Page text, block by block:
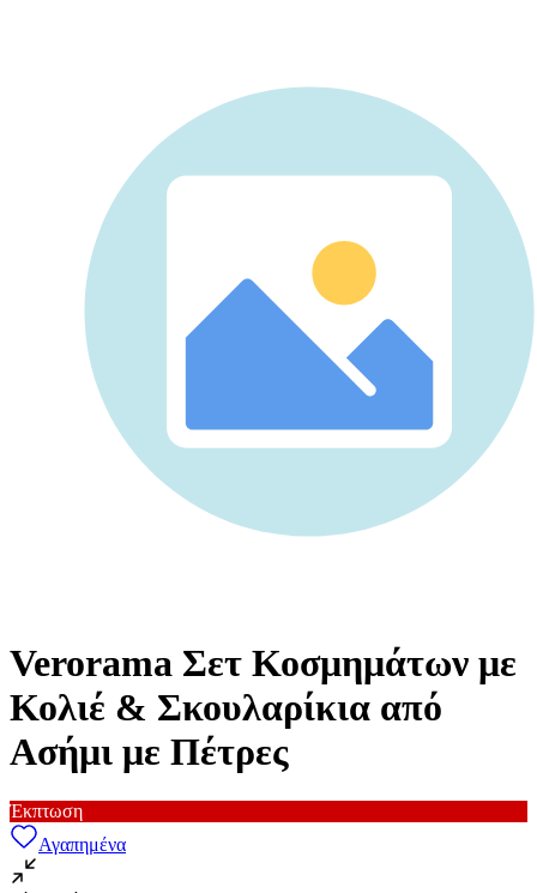
Verorama Σετ Κοσμημάτων με
Κολιέ & Σκουλαρίκια από
Ασήμι με Πέτρες
Έκπτωση
Αγαπημένα